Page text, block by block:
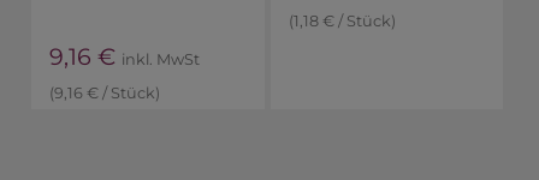
9,16€ inkl. MwSt
(9,16 € / Stück)
(1,18 €/ Stück)